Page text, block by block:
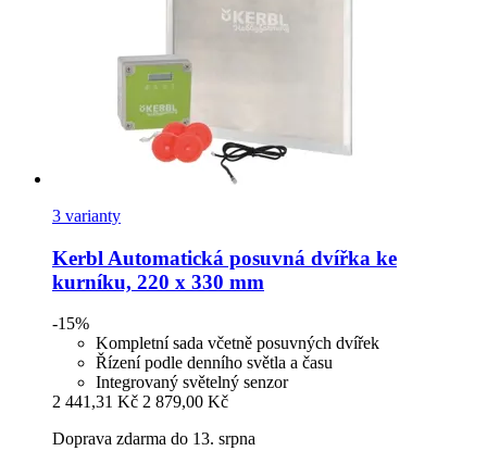
3 varianty
Kerbl Automatická posuvná dvířka ke
kurníku, 220 x 330 mm
-15%
Kompletní sada včetně posuvných dvířek
Řízení podle denního světla a času
Integrovaný světelný senzor
2 441,31 Kč 2 879,00 Kč
Doprava zdarma do 13. srpna